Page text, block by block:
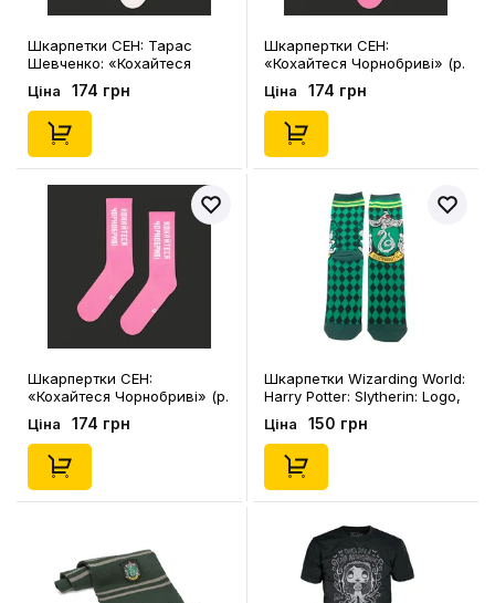
Шкарпетки CEH: Тарас
Шевченко: «Кохайтеся
Чорнобриві» (р. 40-45),
(91326)
Ціна 174 грн
Шкарпертки CEH:
«Кохайтеся Чорнобриві» (р.
40-45), (91323)
Ціна 174 грн
Шкарпертки CEH:
«Кохайтеся Чорнобриві» (р.
35-39), (91324)
Ціна 174 грн
Шкарпетки Wizarding World:
Harry Potter: Slytherin: Logo,
(91078)
Ціна 150 грн